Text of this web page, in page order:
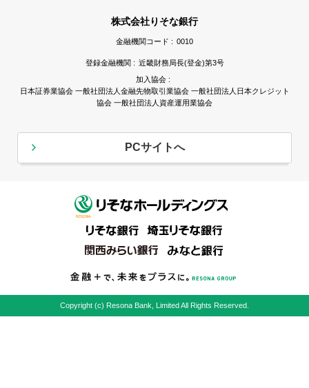
株式会社りそな銀行
金融機関コード : 0010
登録金融機関 : 近畿財務局長(登金)第3号
加入協会 :
日本証券業協会 一般社団法人金融先物取引業協会 一般社団法人日本クレジット
協会 一般社団法人資産運用業協会
PCサイトへ
Copyright (c) Resona Bank, Limited All Rights Reserved.